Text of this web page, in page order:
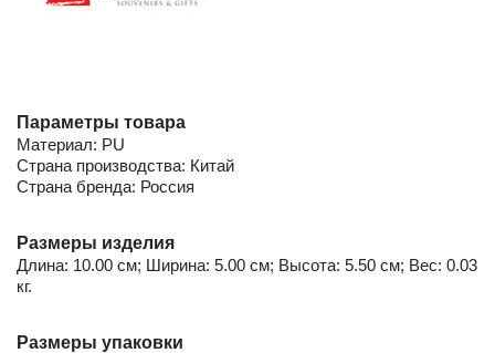
Параметры товара
Материал: PU
Страна производства: Китай
Страна бренда: Россия
Размеры изделия
Длина: 10.00 см; Ширина: 5.00 см; Высота: 5.50 см; Вес: 0.03
кг.
Размеры упаковки